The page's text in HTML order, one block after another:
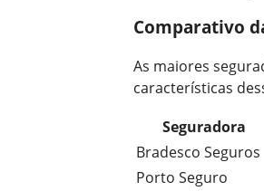
Comparativo
As maiores
características
Seguradora
Bradesco Seguros
Porto Seguro